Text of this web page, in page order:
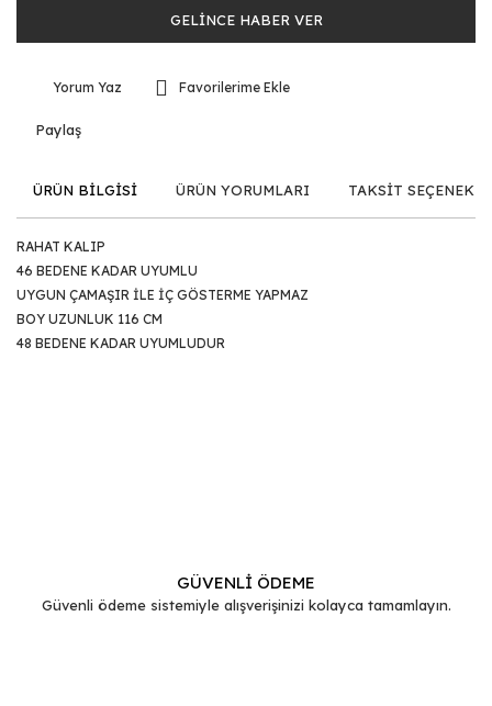
GELİNCE HABER VER
Yorum Yaz
Paylaş
ÜRÜN BİLGİSİ ÜRÜN YORUMLARI TAKSİT
RAHAT KALIP
46 BEDENE KADAR UYUMLU
UYGUN ÇAMAŞIR İLE İÇ GÖSTERME YAPMAZ
BOY UZUNLUK 116 CM
48 BEDENE KADAR UYUMLUDUR
Ürün bilgilerinde hatalar bulunuyor.
GÜVENLİ ÖDEME
Güvenli ödeme sistemiyle alışverişinizi kolayca tamamlayın.